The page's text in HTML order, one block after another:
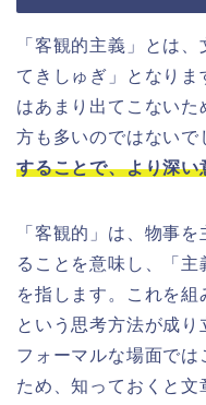
「客観的主義」とは
てきしゅぎ」となりま
はあまり出てこないた
方も多いのではないで
することで、より深
「客観的」は、物事
ることを意味し、「
を指します。これを
という思考方法が成
フォーマルな場面で
ため、知っておくと文